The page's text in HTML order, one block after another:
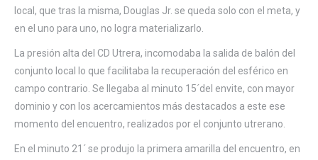
local, que tras la misma, Douglas Jr. se queda solo con el meta, y
en el uno para uno, no logra materializarlo.
La presión alta del CD Utrera, incomodaba la salida de balón del
conjunto local lo que facilitaba la recuperación del esférico en
campo contrario. Se llegaba al minuto 15´del envite, con mayor
dominio y con los acercamientos más destacados a este ese
momento del encuentro, realizados por el conjunto utrerano.
En el minuto 21´ se produjo la primera amarilla del encuentro, en